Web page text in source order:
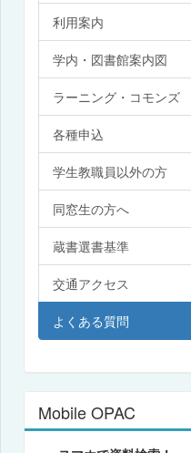
利用案内
学内・図書館案内図
ラーニング・コモンズ
各種申込
学生教職員以外の方
同窓生の方へ
蔵書選書基準
交通アクセス
よくある質問
Mobile OPAC